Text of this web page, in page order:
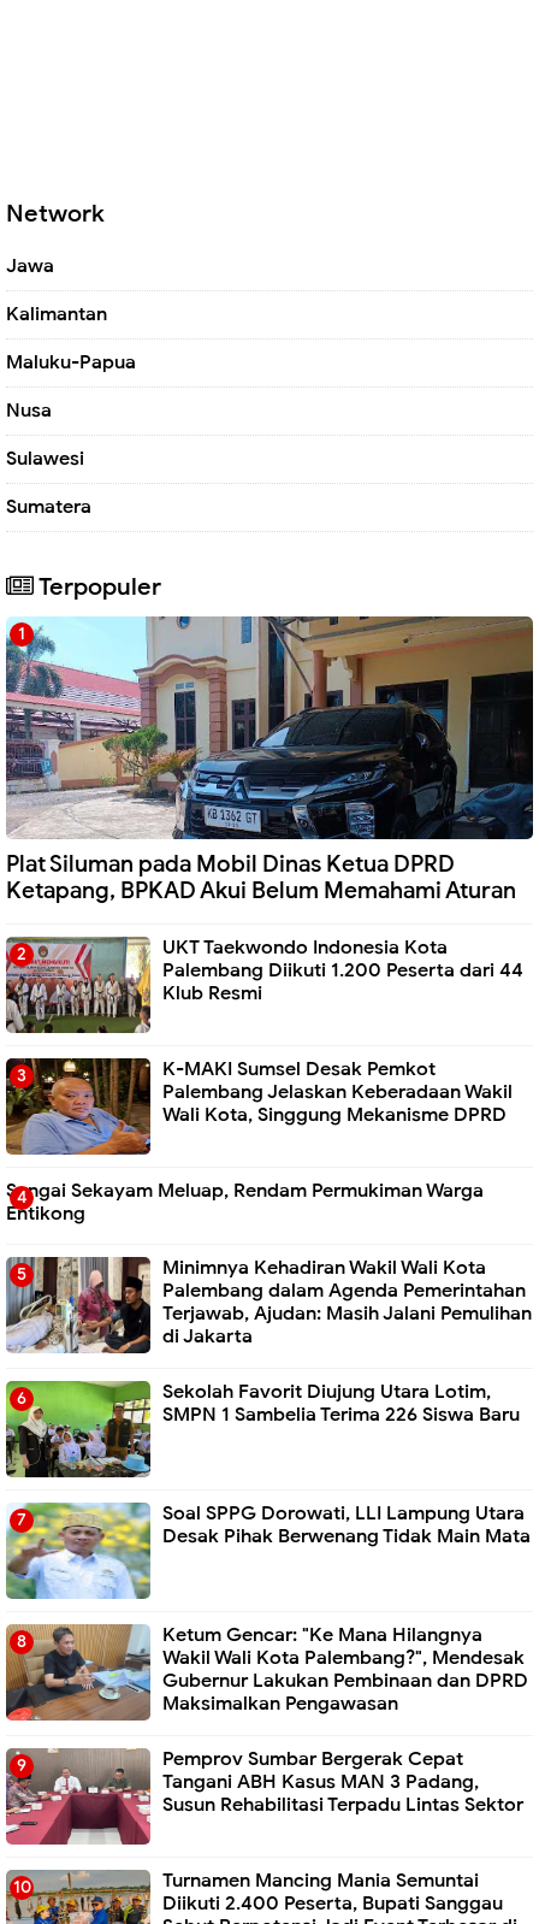
Network
Jawa
Kalimantan
Maluku-Papua
Nusa
Sulawesi
Sumatera
Terpopuler
Plat Siluman pada Mobil Dinas Ketua DPRD
Ketapang, BPKAD Akui Belum Memahami Aturan
UKT Taekwondo Indonesia Kota
Palembang Diikuti 1.200 Peserta dari 44
Klub Resmi
K-MAKI Sumsel Desak Pemkot
Palembang Jelaskan Keberadaan Wakil
Wali Kota, Singgung Mekanisme DPRD
Sungai Sekayam Meluap, Rendam Permukiman Warga
Entikong
Minimnya Kehadiran Wakil Wali Kota
Palembang dalam Agenda Pemerintahan
Terjawab, Ajudan: Masih Jalani Pemulihan
di Jakarta
Sekolah Favorit Diujung Utara Lotim,
SMPN 1 Sambelia Terima 226 Siswa Baru ‎
Soal SPPG Dorowati, LLI Lampung Utara
Desak Pihak Berwenang Tidak Main Mata
Ketum Gencar: "Ke Mana Hilangnya
Wakil Wali Kota Palembang?", Mendesak
Gubernur Lakukan Pembinaan dan DPRD
Maksimalkan Pengawasan
Pemprov Sumbar Bergerak Cepat
Tangani ABH Kasus MAN 3 Padang,
Susun Rehabilitasi Terpadu Lintas Sektor
Turnamen Mancing Mania Semuntai
Diikuti 2.400 Peserta, Bupati Sanggau